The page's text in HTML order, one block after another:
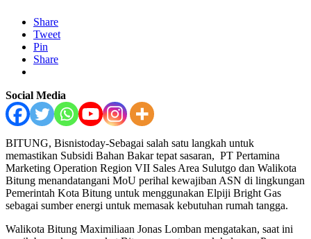
Share
Tweet
Pin
Share
Social Media
BITUNG, Bisnistoday-Sebagai salah satu langkah untuk
memastikan Subsidi Bahan Bakar tepat sasaran, PT Pertamina
Marketing Operation Region VII Sales Area Sulutgo dan Walikota
Bitung menandatangani MoU perihal kewajiban ASN di lingkungan
Pemerintah Kota Bitung untuk menggunakan Elpiji Bright Gas
sebagai sumber energi untuk memasak kebutuhan rumah tangga.
Walikota Bitung Maximiliaan Jonas Lomban mengatakan, saat ini